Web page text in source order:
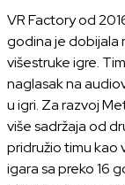
VR Factory od
godina je dobijala
višestruke igre.
naglasak na
u igri. Za razvoj
više sadržaja od
pridružio timu kao
igara sa preko 16